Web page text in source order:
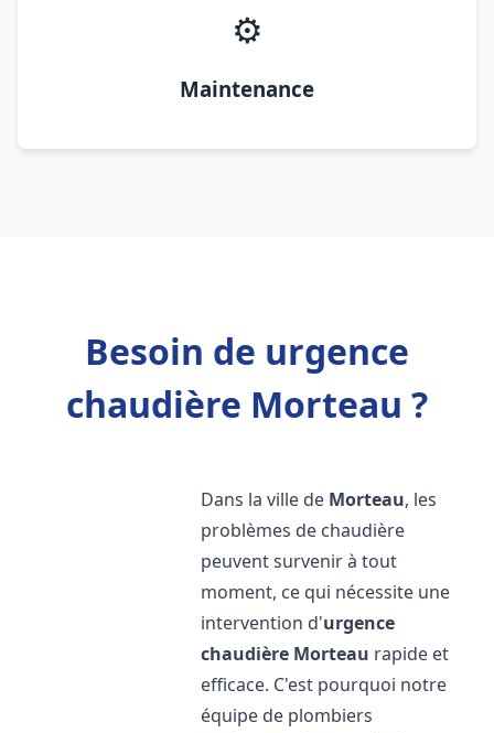
⚙️
Maintenance
Besoin de urgence
chaudière Morteau ?
Dans la ville de Morteau, les
problèmes de chaudière
peuvent survenir à tout
moment, ce qui nécessite une
intervention d'urgence
chaudière Morteau rapide et
efficace. C'est pourquoi notre
équipe de plombiers